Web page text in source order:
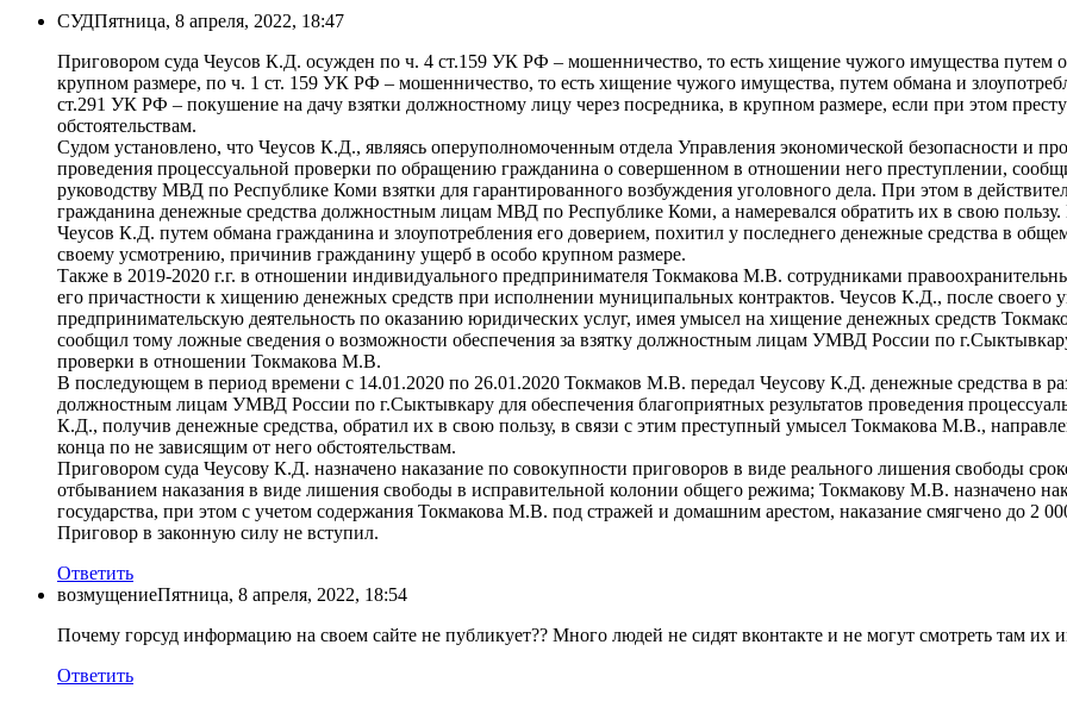
СУДПятница, 8 апреля, 2022, 18:47
Приговором суда Чеусов К.Д. осужден по ч. 4 ст.159 УК РФ – мошенничество, то есть хищение чужого имущества путем
крупном размере, по ч. 1 ст. 159 УК РФ – мошенничество, то есть хищение чужого имущества, путем обмана и
ст.291 УК РФ – покушение на дачу взятки должностному лицу через посредника, в крупном размере, если при этом
обстоятельствам.
Судом установлено, что Чеусов К.Д., являясь оперуполномоченным отдела Управления экономической безопасности и
проведения процессуальной проверки по обращению гражданина о совершенном в отношении него преступлении,
руководству МВД по Республике Коми взятки для гарантированного возбуждения уголовного дела. При этом в
гражданина денежные средства должностным лицам МВД по Республике Коми, а намеревался обратить их в свою
Чеусов К.Д. путем обмана гражданина и злоупотребления его доверием, похитил у последнего денежные средства в
своему усмотрению, причинив гражданину ущерб в особо крупном размере.
Также в 2019-2020 г.г. в отношении индивидуального предпринимателя Токмакова М.В. сотрудниками
его причастности к хищению денежных средств при исполнении муниципальных контрактов. Чеусов К.Д., после своего
предпринимательскую деятельность по оказанию юридических услуг, имея умысел на хищение денежных средств
сообщил тому ложные сведения о возможности обеспечения за взятку должностным лицам УМВД России по
проверки в отношении Токмакова М.В.
В последующем в период времени с 14.01.2020 по 26.01.2020 Токмаков М.В. передал Чеусову К.Д. денежные средства в
должностным лицам УМВД России по г.Сыктывкару для обеспечения благоприятных результатов проведения
К.Д., получив денежные средства, обратил их в свою пользу, в связи с этим преступный умысел Токмакова М.В.,
конца по не зависящим от него обстоятельствам.
Приговором суда Чеусову К.Д. назначено наказание по совокупности приговоров в виде реального лишения свободы
отбыванием наказания в виде лишения свободы в исправительной колонии общего режима; Токмакову М.В. назначено
государства, при этом с учетом содержания Токмакова М.В. под стражей и домашним арестом, наказание смягчено до 2
Приговор в законную силу не вступил.
Ответить
возмущениеПятница, 8 апреля, 2022, 18:54
Почему горсуд информацию на своем сайте не публикует?? Много людей не сидят вконтакте и не могут смотреть там
Ответить